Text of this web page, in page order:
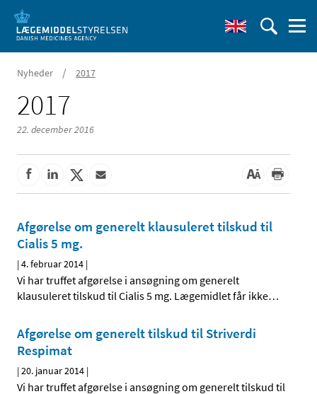
Nyheder / 2017
2017
22. december 2016
Afgørelse om generelt klausuleret tilskud til
Cialis 5 mg.
|4. februar 2014 |
Vi har truffet afgørelse i ansøgning om generelt
klausuleret tilskud til Cialis 5 mg. Lægemidlet får ikke…
Afgørelse om generelt tilskud til Striverdi
Respimat
|20. januar 2014 |
Vi har truffet afgørelse i ansøgning om generelt tilskud til